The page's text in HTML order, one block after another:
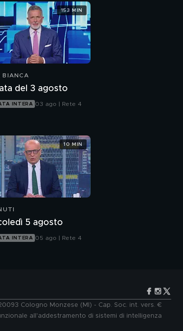
BIANCA
del 3 agosto
INTERA 03 ago | Rete 4
153 MIN
5 agosto
INTERA 05 ago | Rete 4
10 MIN
Cologno Monzese (MI) - Cap. Soc. int. vers. €
all'addestramento di sistemi di intelligenza